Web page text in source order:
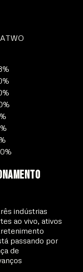
indústrias
ao vivo, ativos
passando por
de